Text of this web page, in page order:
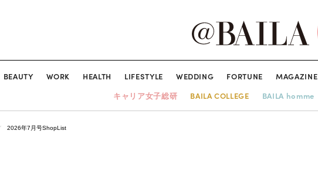
BEAUTY WORK HEALTH LIFESTYLE WEDDING FORTUNE MAGAZINE
キャリア女子総研
BAILA COLLEGE BAILA homme
2026年7月号ShopList